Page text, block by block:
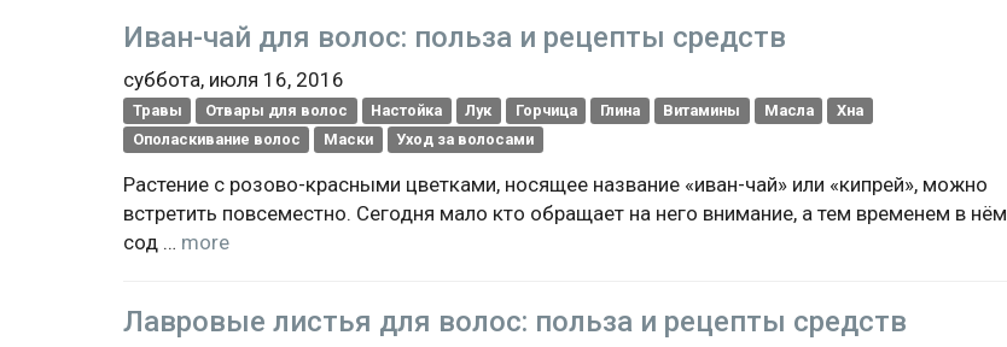
Иван-чай для волос: польза и рецепты средств
суббота, июля 16, 2016
Травы Отвары для волос Настойка Лук Горчица Глина Витамины Масла
Хна
Ополаскивание волос
Маски Уход за волосами
Растение с розово-красными цветками, носящее название «иван-чай» или «кипрей», можно
встретить повсеместно. Сегодня мало кто обращает на него внимание, а тем временем в нём
сод … more
Лавровые листья для волос: польза и рецепты средств